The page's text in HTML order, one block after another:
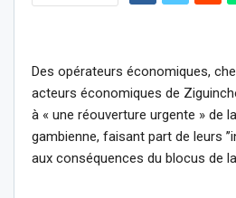
Des opérateurs économiques,
acteurs économiques de
à « une réouverture urgente » de
gambienne, faisant part de leurs
aux conséquences du blocus de